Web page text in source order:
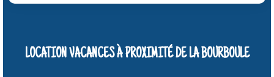
LOCATION VACANCES À PROXIMITÉ DE LA BOURBOULE